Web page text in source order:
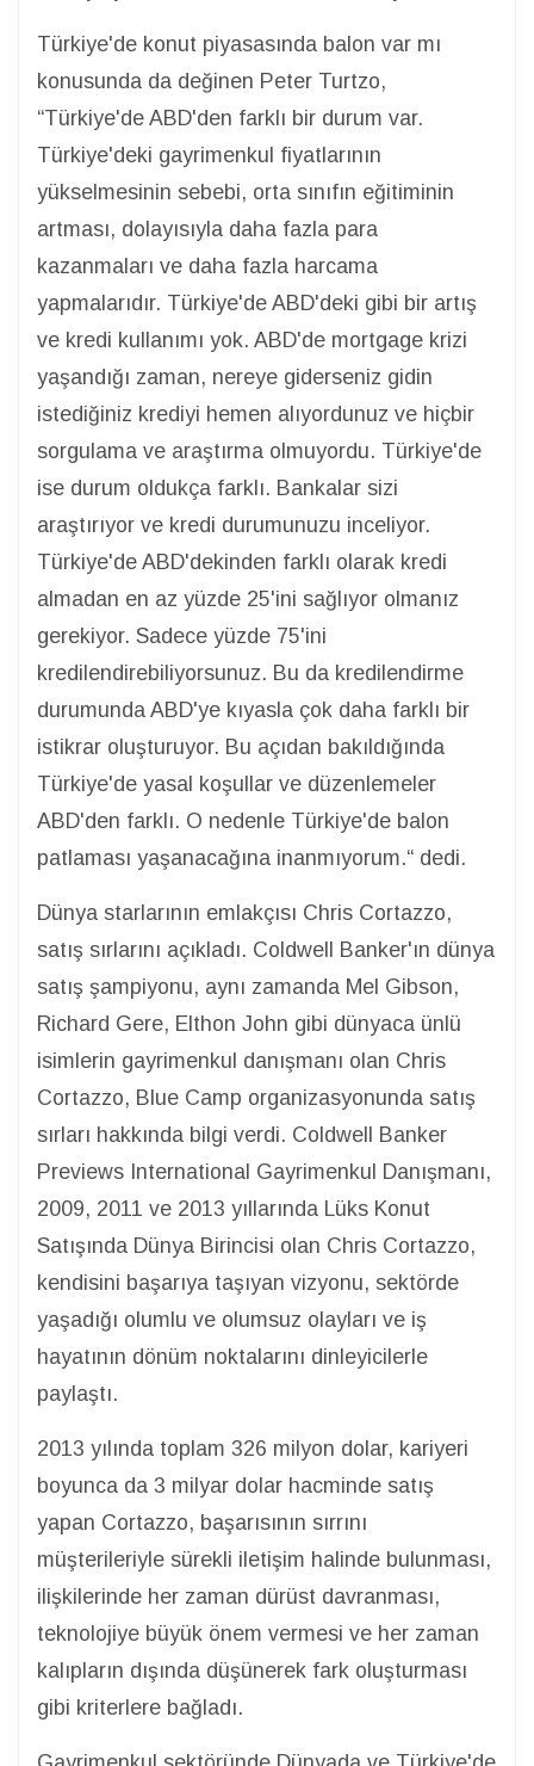
Türkiye'de konut piyasasında balon var mı
konusunda da değinen Peter Turtzo,
“Türkiye'de ABD'den farklı bir durum var.
Türkiye'deki gayrimenkul fiyatlarının
yükselmesinin sebebi, orta sınıfın eğitiminin
artması, dolayısıyla daha fazla para
kazanmaları ve daha fazla harcama
yapmalarıdır. Türkiye'de ABD'deki gibi bir artış
ve kredi kullanımı yok. ABD'de mortgage krizi
yaşandığı zaman, nereye giderseniz gidin
istediğiniz krediyi hemen alıyordunuz ve hiçbir
sorgulama ve araştırma olmuyordu. Türkiye'de
ise durum oldukça farklı. Bankalar sizi
araştırıyor ve kredi durumunuzu inceliyor.
Türkiye'de ABD'dekinden farklı olarak kredi
almadan en az yüzde 25'ini sağlıyor olmanız
gerekiyor. Sadece yüzde 75'ini
kredilendirebiliyorsunuz. Bu da kredilendirme
durumunda ABD'ye kıyasla çok daha farklı bir
istikrar oluşturuyor. Bu açıdan bakıldığında
Türkiye'de yasal koşullar ve düzenlemeler
ABD'den farklı. O nedenle Türkiye'de balon
patlaması yaşanacağına inanmıyorum.“ dedi.
Dünya starlarının emlakçısı Chris Cortazzo,
satış sırlarını açıkladı. Coldwell Banker'ın dünya
satış şampiyonu, aynı zamanda Mel Gibson,
Richard Gere, Elthon John gibi dünyaca ünlü
isimlerin gayrimenkul danışmanı olan Chris
Cortazzo, Blue Camp organizasyonunda satış
sırları hakkında bilgi verdi. Coldwell Banker
Previews International Gayrimenkul Danışmanı,
2009, 2011 ve 2013 yıllarında Lüks Konut
Satışında Dünya Birincisi olan Chris Cortazzo,
kendisini başarıya taşıyan vizyonu, sektörde
yaşadığı olumlu ve olumsuz olayları ve iş
hayatının dönüm noktalarını dinleyicilerle
paylaştı.
2013 yılında toplam 326 milyon dolar, kariyeri
boyunca da 3 milyar dolar hacminde satış
yapan Cortazzo, başarısının sırrını
müşterileriyle sürekli iletişim halinde bulunması,
ilişkilerinde her zaman dürüst davranması,
teknolojiye büyük önem vermesi ve her zaman
kalıpların dışında düşünerek fark oluşturması
gibi kriterlere bağladı.